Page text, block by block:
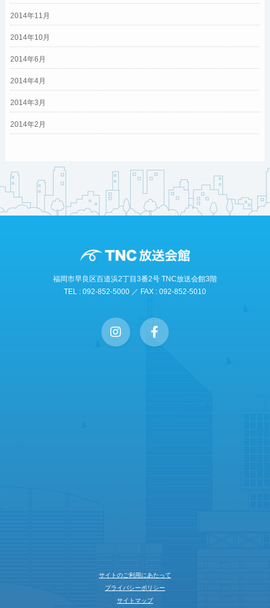
2014年11月
2014年10月
2014年6月
2014年4月
2014年3月
2014年2月
福岡市早良区百道浜2丁目3番2号 TNC放送会館3階
TEL : 092-852-5000 ／ FAX : 092-852-5010
サイトのご利用にあたって
プライバシーポリシー
サイトマップ